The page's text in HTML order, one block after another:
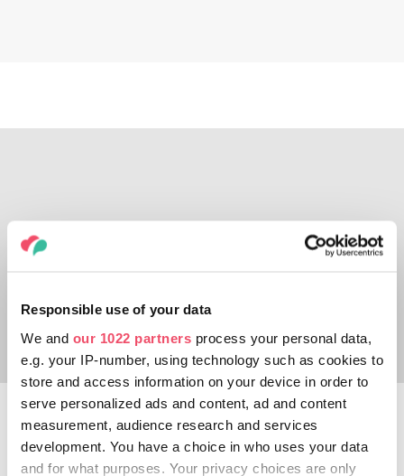
Responsible use of your data
We and our 1022 partners process your personal data,
e.g. your IP-number, using technology such as cookies to
store and access information on your device in order to
serve personalized ads and content, ad and content
measurement, audience research and services
development. You have a choice in who uses your data
and for what purposes. Your privacy choices are only
Dacă vizităm judeţul Baranya - fie că suntem
iubitori de vin sau nu - această regiune nu